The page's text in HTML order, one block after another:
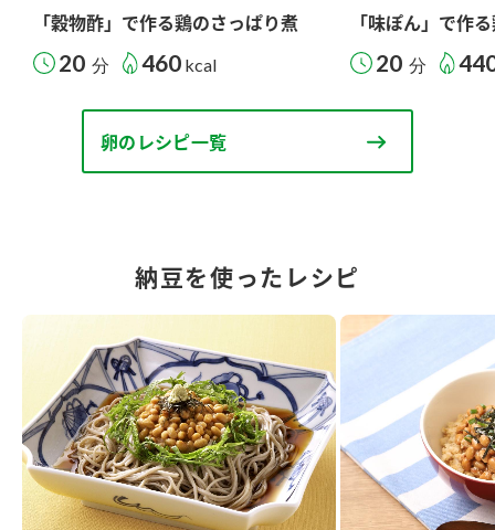
「穀物酢」で作る鶏のさっぱり煮
20 分 460 kcal
「味ぽん」で作
20 分
卵のレシピ一覧
納豆を使ったレシピ